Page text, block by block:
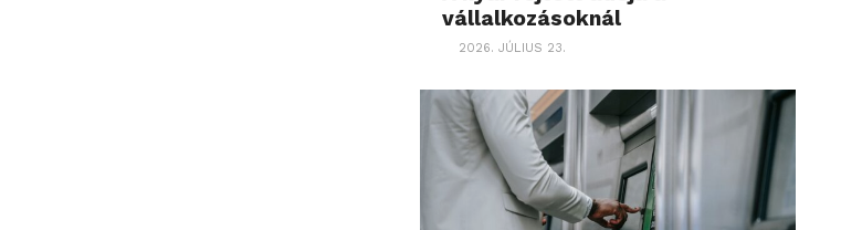
vállalkozásoknál
2026. JÚLIUS 23.